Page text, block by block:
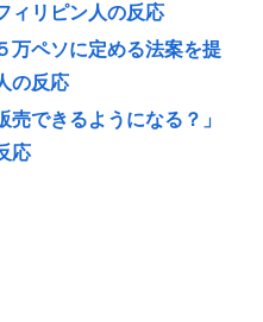
ィリピン人の反応
万ペソに定める法案を提
の反応
売できるようになる？」
応